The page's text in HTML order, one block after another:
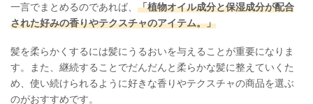
一言でまとめるのであれば、 「植物オイル成分と保湿成分が配合
された好みの香りやテクスチャのアイテム。」
髪を柔らかくするには髪にうるおいを与えることが重要になりま
す。また、継続することでだんだんと柔らかな髪に整えていくた
め、使い続けられるように好きな香りやテクスチャの商品を選ぶ
のがおすすめです。